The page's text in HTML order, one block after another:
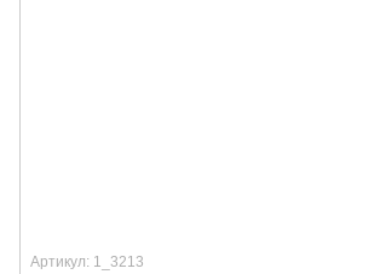
Артикул: 1_3213